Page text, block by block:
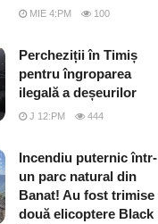
MIE 4:PM 100
Percheziții în Timiș
pentru îngroparea
ilegală a deșeurilor
J 12:PM 444
Incendiu puternic într-
un parc natural din
Banat! Au fost trimise
două elicoptere Black